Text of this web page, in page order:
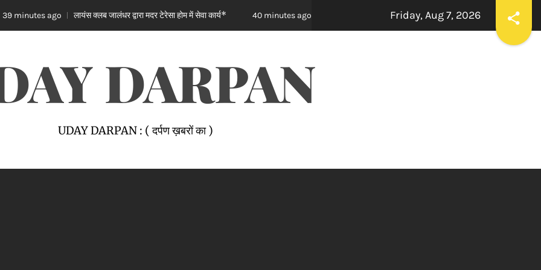
लायंस क्लब जालंधर द्वारा मदर टेरेसा होम में सेवा कार्य* 40 minutes ago ਜਲੰਧਰ ਜ਼ਿਲ੍ਹੇ ’ਚ ਘਰ-ਘਰ ਗਣਨਾ ਪੜ੍ਹਾਅ ਤਹਿਤ ਸੌ ਫੀਸਦੀ ਕਾਰਜ ਸਫ਼ਲਤਾਪੂਰਵਕ ਮੁਕੰਮਲ
Friday, Aug 7, 2026
DARPAN
UDAY DARPAN : ( दर्पण ख़बरों का )